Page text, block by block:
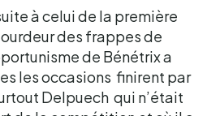
à celui de la première
des frappes de
de Bénétrix a
les occasions finirent par
Delpuech qui n’était